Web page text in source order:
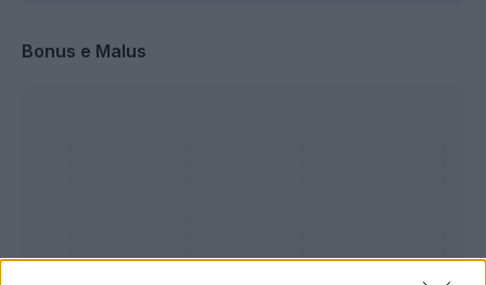
Bonus e Malus